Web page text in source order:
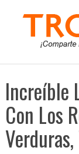
Increíble
Con Los